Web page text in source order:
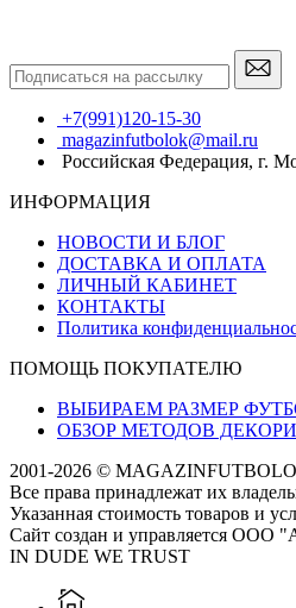
+7(991)120-15-30
magazinfutbolok@mail.ru
Российская Федерация, г.
ИНФОРМАЦИЯ
НОВОСТИ И БЛОГ
ДОСТАВКА И ОПЛАТА
ЛИЧНЫЙ КАБИНЕТ
КОНТАКТЫ
Политика
ПОМОЩЬ ПОКУПАТЕЛЮ
ВЫБИРАЕМ РАЗМЕР
ОБЗОР МЕТОДОВ
2001-2026 ©
Все права принадлежат их
Указанная стоимость товаров и
Сайт создан и управляется
IN DUDE WE TRUST